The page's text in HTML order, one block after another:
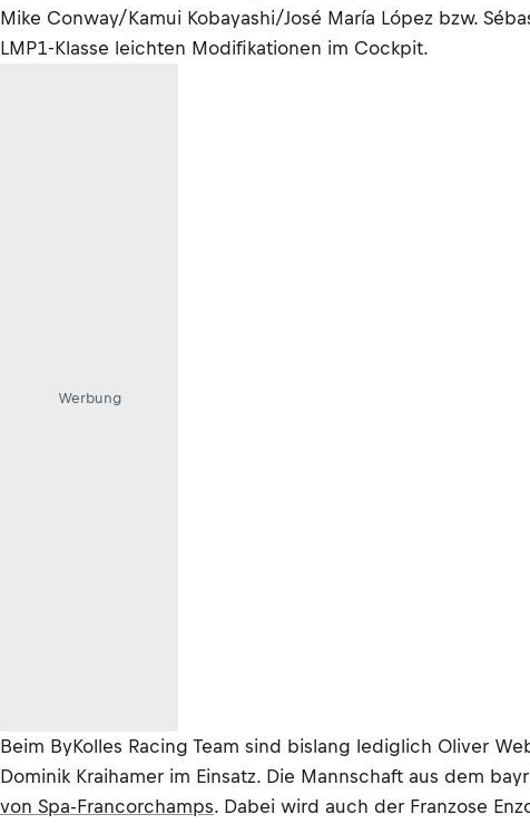
Mike Conway/Kamui Kobayashi/José María López bzw.
LMP1-Klasse leichten Modifikationen im Cockpit.
Werbung
Beim ByKolles Racing Team sind bislang lediglich Oliver
Dominik Kraihamer im Einsatz. Die Mannschaft aus dem
von Spa-Francorchamps. Dabei wird auch der Franzose